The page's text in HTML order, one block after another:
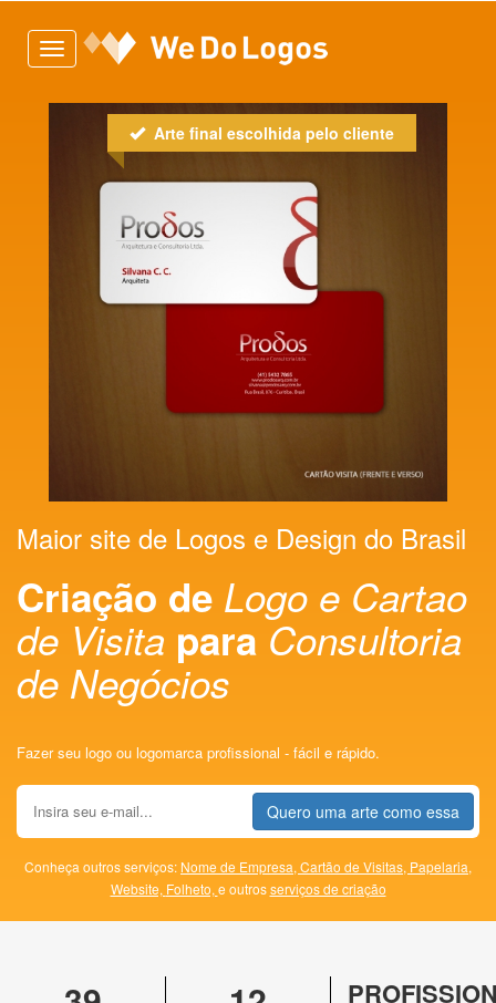
Toggle
navigation
Arte final escolhida pelo cliente
Maior site de Logos e Design do Brasil
Criação de Logo e Cartao
de Visita para Consultoria
de Negócios
Fazer seu logo ou logomarca profissional - fácil e rápido.
Quero uma arte como essa
Conheça outros serviços: Nome de Empresa, Cartão de Visitas, Papelaria,
Website, Folheto, e outrosserviços de criação